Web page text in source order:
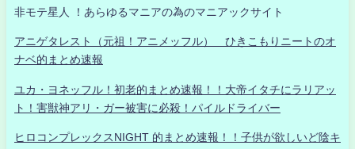
非モテ星人 ！あらゆるマニアの為のマニアックサイト
アニゲタレスト（元祖！アニメッフル） ひきこもりニートのオ
ナベ的まとめ速報
ユカ・ヨネッフル！初老的まとめ速報！！大帝イタチにラリアッ
ト！害獣神アリ・ガー被害に必殺！パイルドライバー
ヒロコンプレックスNIGHT 的まとめ速報！！子供が欲しいど陰キ